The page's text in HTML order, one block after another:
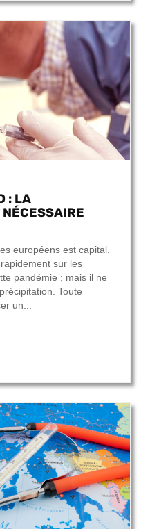
: LA
européens est capital.
sur les
pandémie ; mais il ne
Toute
un...